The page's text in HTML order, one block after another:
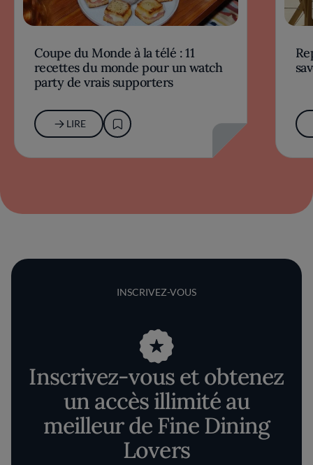
Coupe du Monde à la télé : 11
recettes du monde pour un watch
party de vrais supporters
LIRE
INSCRIVEZ-VOUS
Inscrivez-vous et obtenez
un accès illimité au
meilleur de Fine Dining
Lovers